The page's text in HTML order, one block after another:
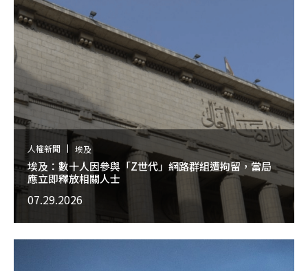
人權新聞 埃及
埃及：數十人因參與「Z世代」網路群組遭拘留，當局
應立即釋放相關人士
07.29.2026